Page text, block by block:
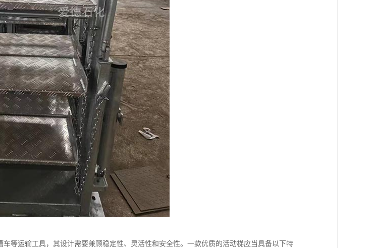
等运输工具，其设计需要兼顾稳定性、灵活性和安全性。一款优质的活动梯应当具备以下特